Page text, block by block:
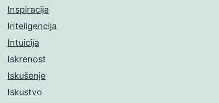
Inspiracija
Inteligencija
Intuicija
Iskrenost
Iskušenje
Iskustvo